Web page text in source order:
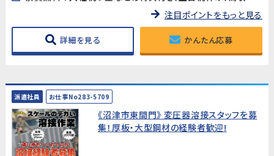
注目ポイントをもっと見る
詳細を見る かんたん応募
派遣社員 お仕事No283-5709
《沼津市東間門》 変圧器溶接スタッフを募
集！厚板・大型鋼材の経験者歓迎!